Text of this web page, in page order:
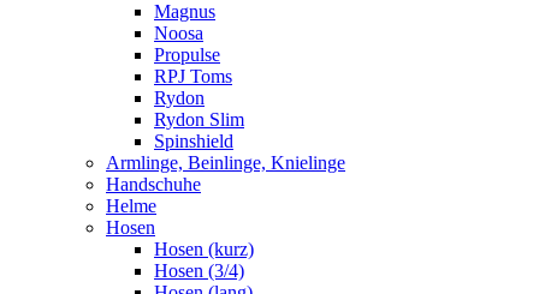
Magnus
Noosa
Propulse
RPJ Toms
Rydon
Rydon Slim
Spinshield
Armlinge, Beinlinge, Knielinge
Handschuhe
Helme
Hosen
Hosen (kurz)
Hosen (3/4)